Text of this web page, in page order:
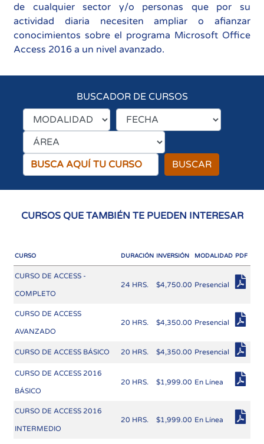
de cualquier sector y/o personas que por su
actividad diaria necesiten ampliar o afianzar
conocimientos sobre el programa Microsoft Office
Access 2016 a un nivel avanzado.
BUSCADOR DE CURSOS
BUSCAR
CURSOS QUE TAMBIÉN TE PUEDEN INTERESAR
CURSO DURACIÓN INVERSIÓN MODALIDAD PDF
CURSO DE ACCESS -
COMPLETO
24 HRS. $4,750.00 Presencial
CURSO DE ACCESS
AVANZADO
20 HRS. $4,350.00 Presencial
CURSO DE ACCESS BÁSICO 20 HRS. $4,350.00 Presencial
CURSO DE ACCESS 2016
BÁSICO
20 HRS. $1,999.00 En Línea
CURSO DE ACCESS 2016
INTERMEDIO
20 HRS. $1,999.00 En Línea